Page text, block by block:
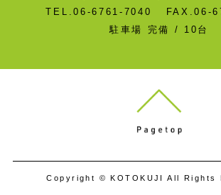
TEL.06-6761-7040 FAX.06-
駐車場 完備 / 10台
Copyright © KOTOKUJI All Rights